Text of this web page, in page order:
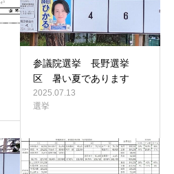
参議院選挙 長野選挙
区 暑い夏であります
2025.07.13
選挙